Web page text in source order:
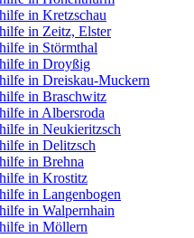
in Kretzschau
in Zeitz, Elster
in Störmthal
in Droyßig
in Dreiskau-Muckern
in Braschwitz
in Albersroda
in Neukieritzsch
in Delitzsch
in Brehna
in Krostitz
in Langenbogen
in Walpernhain
in Möllern